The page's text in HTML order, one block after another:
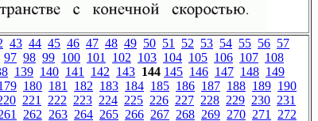
43 44 45 46 47 48 49 50 51 52 53 54 55 56 57
97 98 99 100 101 102 103 104 105 106 107 108
139 140 141 142 143 144 145 146 147 148 149
180 181 182 183 184 185 186 187 188 189 190
221 222 223 224 225 226 227 228 229 230 231
262 263 264 265 266 267 268 269 270 271 272